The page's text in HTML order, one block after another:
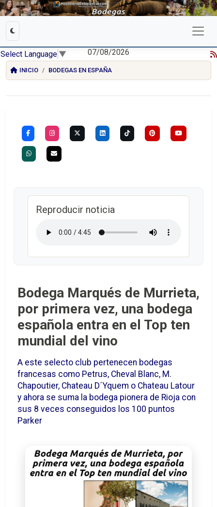
Select Language ▼ 07/08/2026
INICIO BODEGAS EN ESPAÑA
Reproducir noticia
Bodega Marqués de Murrieta,
por primera vez, una bodega
española entra en el Top ten
mundial del vino
A este selecto club pertenecen bodegas
francesas como Petrus, Cheval Blanc, M.
Chapoutier, Chateau D´Yquem o Chateau Latour
y ahora se suma la bodega pionera de Rioja con
sus 8 veces conseguidos los 100 puntos
Parker